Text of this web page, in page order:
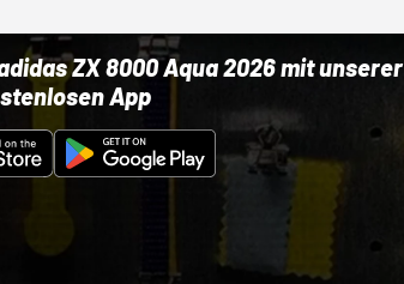
ZX 8000 Aqua 2026 mit unserer
App